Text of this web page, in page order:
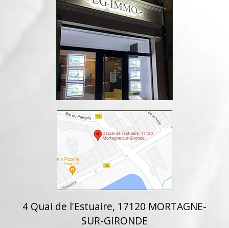
4 Quai de l'Estuaire, 17120 MORTAGNE-
SUR-GIRONDE